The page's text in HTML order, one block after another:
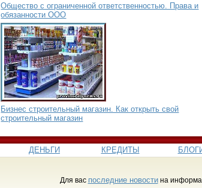
Общество с ограниченной ответственностью. Права и
обязанности ООО
Бизнес строительный магазин. Как открыть свой
строительный магазин
ДЕНЬГИ КРЕДИТЫ
Для вас последние новостина